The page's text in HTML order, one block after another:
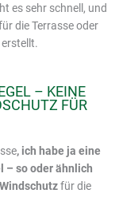
es sehr schnell, und
die Terrasse oder
– KEINE
FÜR
, ich habe ja eine
– so oder ähnlich
für die